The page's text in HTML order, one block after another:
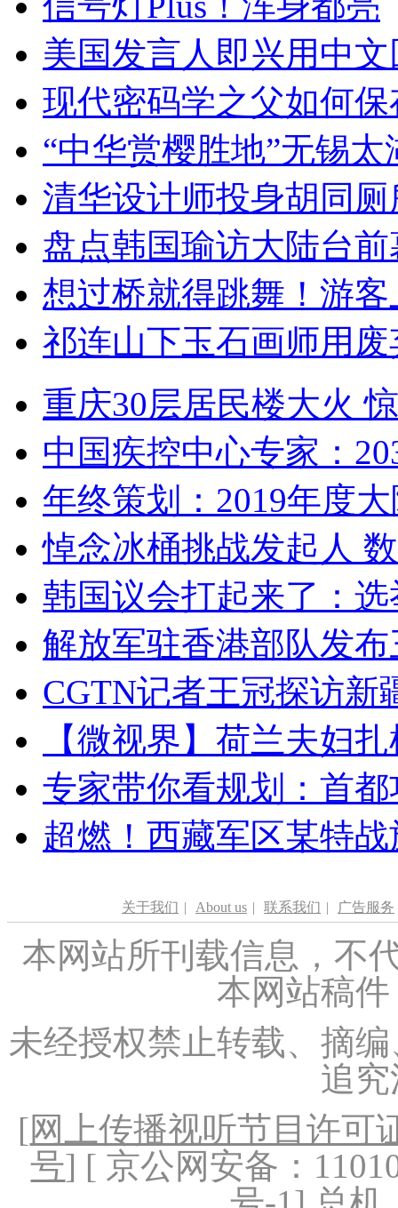
美国发言人即兴用中
现代密码学之父如何
“中华赏樱胜地”无锡
清华设计师投身胡同
盘点韩国瑜访大陆台
想过桥就得跳舞！游客
祁连山下玉石画师用
重庆30层居民楼大火
中国疾控中心专家：
年终策划：2019年度
悼念冰桶挑战发起人
韩国议会打起来了：
解放军驻香港部队发
CGTN记者王冠探访新
【微视界】荷兰夫妇
专家带你看规划：首
超燃！西藏军区某特
关于我们 | About us | 联系我们 | 广告服务
本网站所刊载信息，不
本网站稿
未经授权禁止转载、摘
追
[网上传播视听节目许可
号] [ 京公网安备：